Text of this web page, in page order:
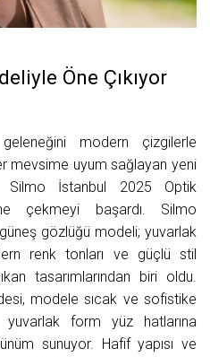
Öne Çıkıyor
modern çizgilerle
mevsime uyum sağlayan yeni
Silmo İstanbul 2025 Optik
çekmeyi başardı. Silmo
gözlüğü modeli; yuvarlak
renk tonları ve güçlü stil
tasarımlarından biri oldu.
modele sıcak ve sofistike
yuvarlak form yüz hatlarına
sunuyor. Hafif yapısı ve